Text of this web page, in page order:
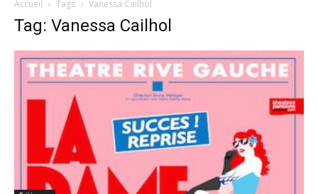
Accueil Tags Vanessa Cailhol
Tag: Vanessa Cailhol